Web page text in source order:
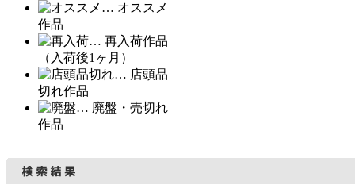
… オススメ
作品
… 再入荷作品
（入荷後1ヶ月）
… 店頭品
切れ作品
… 廃盤・売切れ
作品